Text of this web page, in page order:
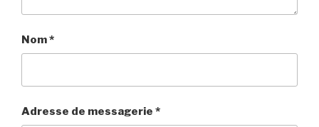
Nom*
Adresse de messagerie *